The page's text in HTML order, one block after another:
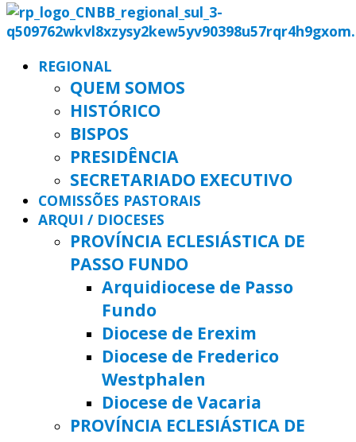
REGIONAL
QUEM SOMOS
HISTÓRICO
BISPOS
PRESIDÊNCIA
SECRETARIADO EXECUTIVO
COMISSÕES PASTORAIS
ARQUI / DIOCESES
PROVÍNCIA ECLESIÁSTICA DE
PASSO FUNDO
Arquidiocese de Passo
Fundo
Diocese de Erexim
Diocese de Frederico
Westphalen
Diocese de Vacaria
PROVÍNCIA ECLESIÁSTICA DE